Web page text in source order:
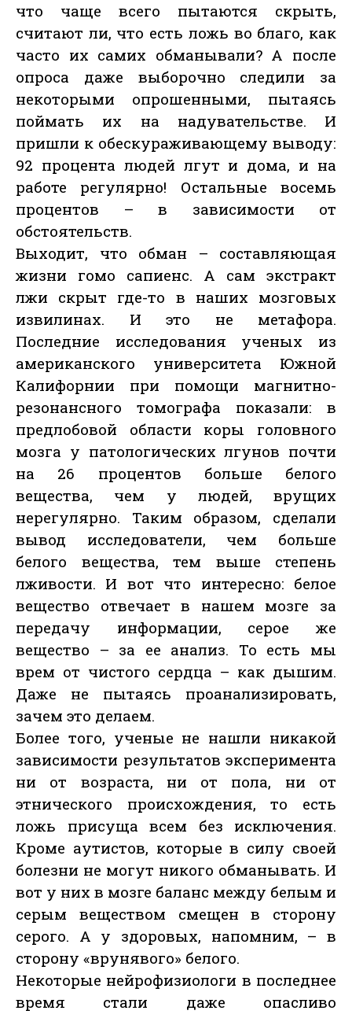
что чаще всего пытаются скрыть,
считают ли, что есть ложь во благо, как
часто их самих обманывали? А после
опроса даже выборочно следили за
некоторыми опрошенными, пытаясь
поймать их на надувательстве. И
пришли к обескураживающему выводу:
92 процента людей лгут и дома, и на
работе регулярно! Остальные восемь
процентов – в зависимости от
обстоятельств.
Выходит, что обман – составляющая
жизни гомо сапиенс. А сам экстракт
лжи скрыт где-то в наших мозговых
извилинах. И это не метафора.
Последние исследования ученых из
американского университета Южной
Калифорнии при помощи магнитно-
резонансного томографа показали: в
предлобовой области коры головного
мозга у патологических лгунов почти
на 26 процентов больше белого
вещества, чем у людей, врущих
нерегулярно. Таким образом, сделали
вывод исследователи, чем больше
белого вещества, тем выше степень
лживости. И вот что интересно: белое
вещество отвечает в нашем мозге за
передачу информации, серое же
вещество – за ее анализ. То есть мы
врем от чистого сердца – как дышим.
Даже не пытаясь проанализировать,
зачем это делаем.
Более того, ученые не нашли никакой
зависимости результатов эксперимента
ни от возраста, ни от пола, ни от
этнического происхождения, то есть
ложь присуща всем без исключения.
Кроме аутистов, которые в силу своей
болезни не могут никого обманывать. И
вот у них в мозге баланс между белым и
серым веществом смещен в сторону
серого. А у здоровых, напомним, – в
сторону «врунявого» белого.
Некоторые нейрофизиологи в последнее
время стали даже опасливо